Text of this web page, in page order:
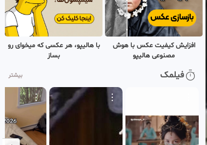
افزایش کیفیت عکس با هوش
مصنوعی هالیپو
با هالیپو، هر عکسی که میخوای رو
بساز
فیلمک بیشتر